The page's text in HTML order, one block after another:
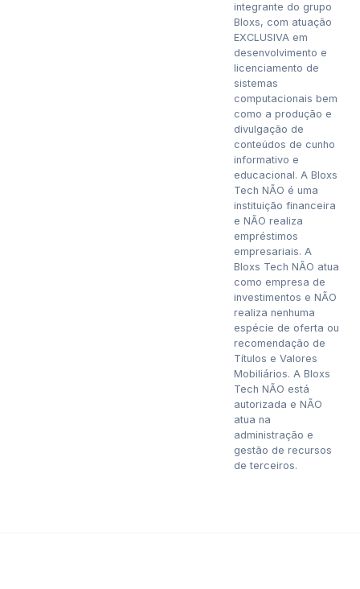
integrante do grupo
Bloxs, com atuação
EXCLUSIVA em
desenvolvimento e
licenciamento de
sistemas
computacionais bem
como a produção e
divulgação de
conteúdos de cunho
informativo e
educacional. A Bloxs
Tech NÃO é uma
instituição financeira
e NÃO realiza
empréstimos
empresariais. A
Bloxs Tech NÃO atua
como empresa de
investimentos e NÃO
realiza nenhuma
espécie de oferta ou
recomendação de
Títulos e Valores
Mobiliários. A Bloxs
Tech NÃO está
autorizada e NÃO
atua na
administração e
gestão de recursos
de terceiros.